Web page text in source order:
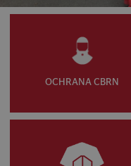
OCHRANA CBRN